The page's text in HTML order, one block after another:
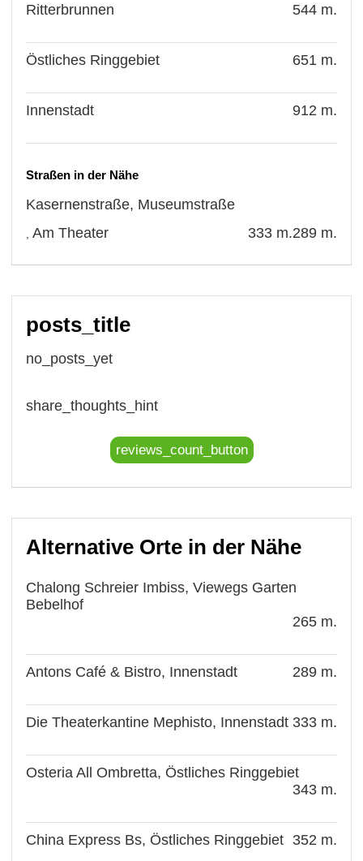
Ritterbrunnen 544 m.
Östliches Ringgebiet 651 m.
Innenstadt 912 m.
Straßen in der Nähe
Kasernenstraße, Museumstraße
289 m.
,Am Theater 333 m.
posts_title
no_posts_yet
share_thoughts_hint
reviews_count_button
Alternative Orte in der Nähe
Chalong Schreier Imbiss, Viewegs Garten
Bebelhof
265 m.
Antons Café & Bistro, Innenstadt 289 m.
Die Theaterkantine Mephisto, Innenstadt 333 m.
Osteria All Ombretta, Östliches Ringgebiet
343 m.
China Express Bs, Östliches Ringgebiet 352 m.